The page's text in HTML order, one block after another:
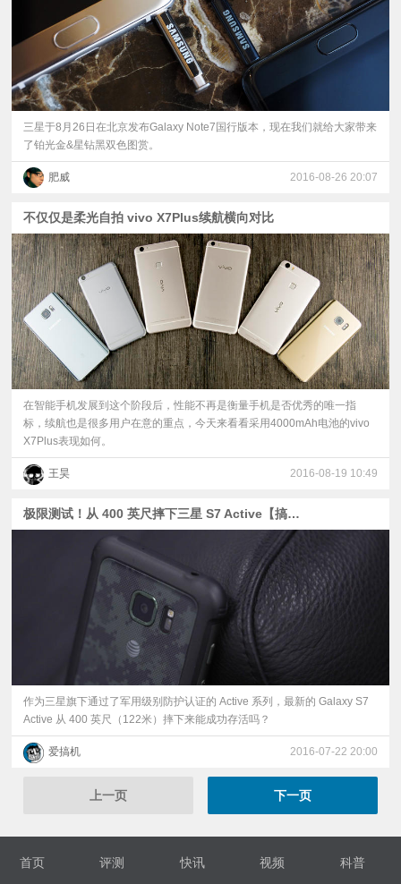
三星于8月26日在北京发布Galaxy Note7国行版本，现在我们就给大家带来
了铂光金&星钻黑双色图赏。
肥威 2016-08-26 20:07
不仅仅是柔光自拍 vivo X7Plus续航横向对比
在智能手机发展到这个阶段后，性能不再是衡量手机是否优秀的唯一指
标，续航也是很多用户在意的重点，今天来看看采用4000mAh电池的vivo
X7Plus表现如何。
王昊 2016-08-19 10:49
极限测试！从 400 英尺摔下三星 S7 Active【搞机啦字幕组】
作为三星旗下通过了军用级别防护认证的 Active 系列，最新的 Galaxy S7
Active 从 400 英尺（122米）摔下来能成功存活吗？
爱搞机 2016-07-22 20:00
上一页 下一页
首页 评测 快讯 视频 科普